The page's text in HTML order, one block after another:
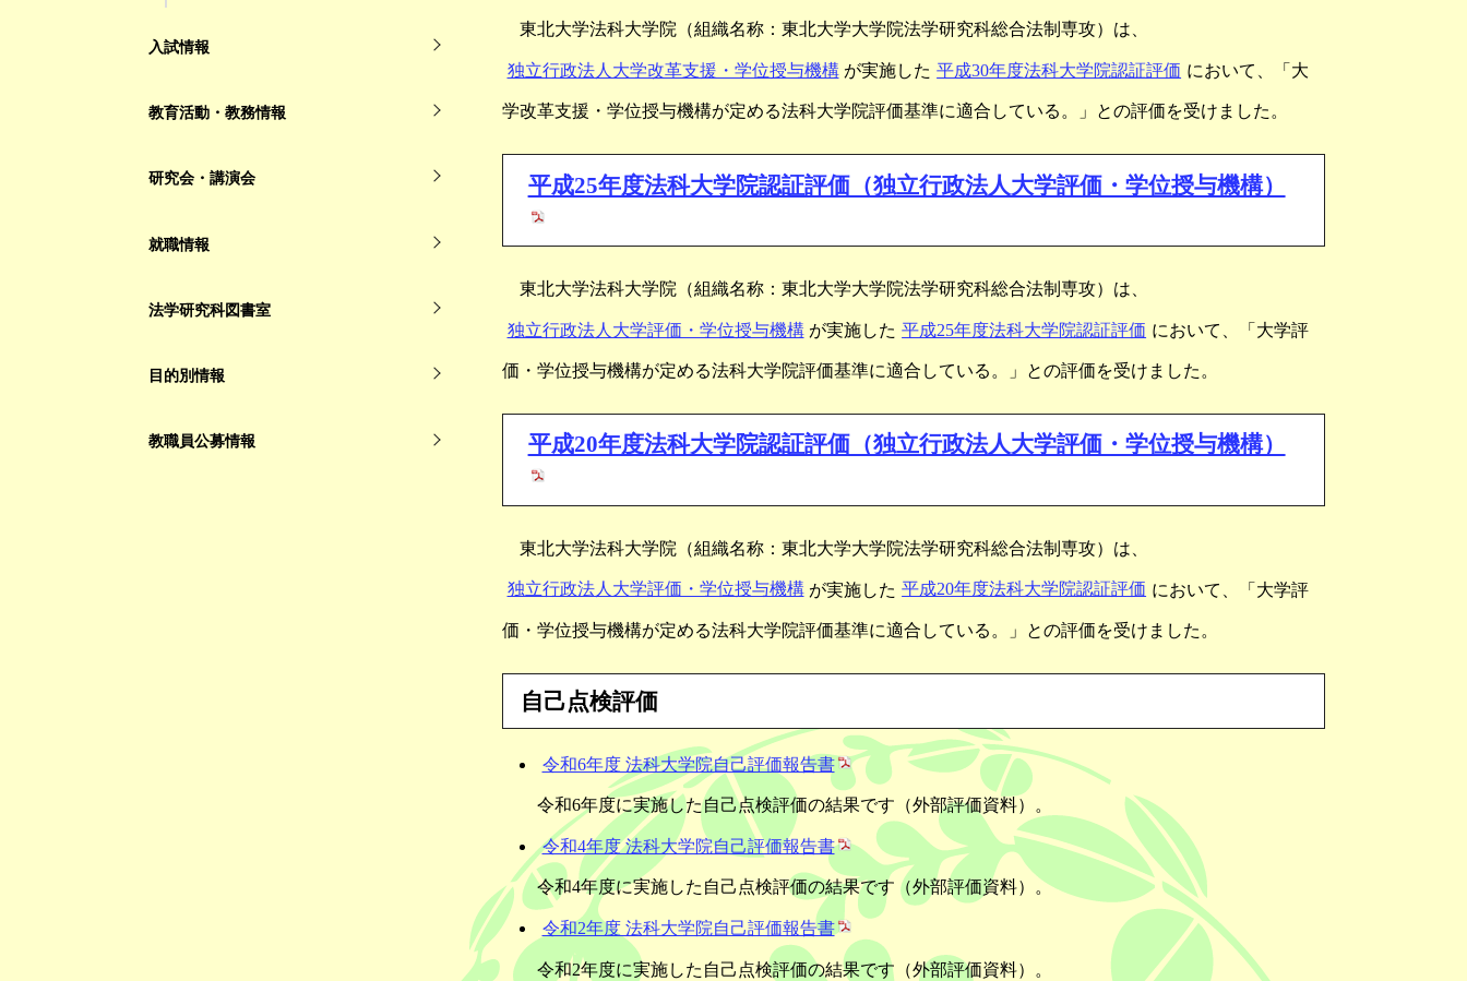
東北大学法科大学院（組織名称：東北大学大学院法学研究科総合法制専攻）は、
独立行政法人大学改革支援・学位授与機構 が実施した 平成30年度法科大学院認証評価 において、「大
学改革支援・学位授与機構が定める法科大学院評価基準に適合している。」との評価を受けました。
平成25年度法科大学院認証評価（独立行政法人大学評価・学位授与機構）
東北大学法科大学院（組織名称：東北大学大学院法学研究科総合法制専攻）は、
独立行政法人大学評価・学位授与機構 が実施した 平成25年度法科大学院認証評価 において、「大学評
価・学位授与機構が定める法科大学院評価基準に適合している。」との評価を受けました。
平成20年度法科大学院認証評価（独立行政法人大学評価・学位授与機構）
東北大学法科大学院（組織名称：東北大学大学院法学研究科総合法制専攻）は、
独立行政法人大学評価・学位授与機構 が実施した 平成20年度法科大学院認証評価 において、「大学評
価・学位授与機構が定める法科大学院評価基準に適合している。」との評価を受けました。
自己点検評価
令和6年度 法科大学院自己評価報告書
令和6年度に実施した自己点検評価の結果です（外部評価資料）。
令和4年度 法科大学院自己評価報告書
令和4年度に実施した自己点検評価の結果です（外部評価資料）。
令和2年度 法科大学院自己評価報告書
令和2年度に実施した自己点検評価の結果です（外部評価資料）。
入試情報
教育活動・教務情報
研究会・講演会
就職情報
法学研究科図書室
目的別情報
教職員公募情報